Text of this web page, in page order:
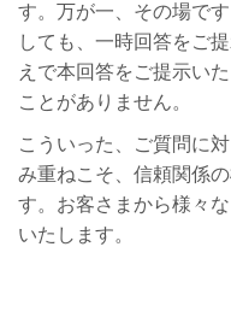
す。万が一、その場で
しても、一時回答をご
えで本回答をご提示い
ことがありません。
こういった、ご質問に
み重ねこそ、信頼関係
す。お客さまから様々
いたします。